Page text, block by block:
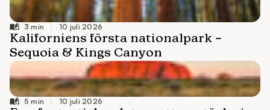
10 juli 2026
10 juli 2026